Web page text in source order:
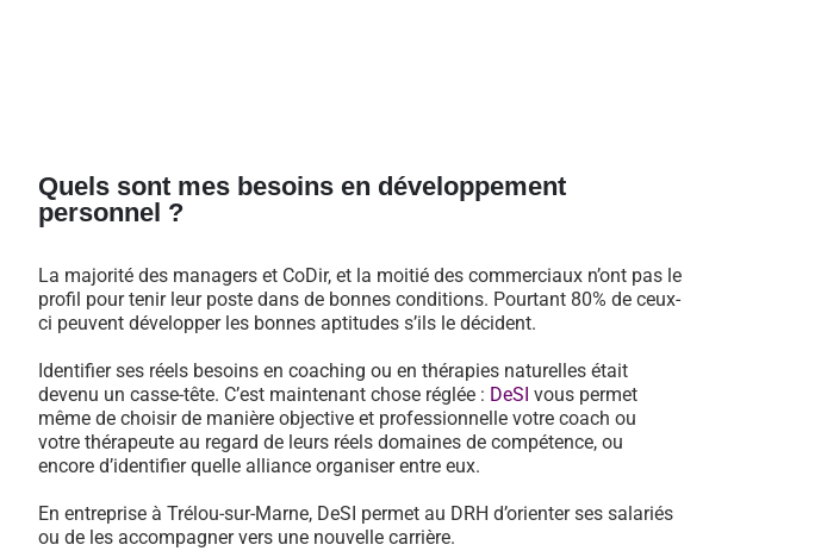
Quels sont mes besoins en développement
personnel ?
La majorité des managers et CoDir, et la moitié des commerciaux n’ont pas le
profil pour tenir leur poste dans de bonnes conditions. Pourtant 80% de ceux-
ci peuvent développer les bonnes aptitudes s’ils le décident.
Identifier ses réels besoins en coaching ou en thérapies naturelles était
devenu un casse-tête. C’est maintenant chose réglée : DeSI vous permet
même de choisir de manière objective et professionnelle votre coach ou
votre thérapeute au regard de leurs réels domaines de compétence, ou
encore d’identifier quelle alliance organiser entre eux.
En entreprise à Trélou-sur-Marne, DeSI permet au DRH d’orienter ses salariés
ou de les accompagner vers une nouvelle carrière.